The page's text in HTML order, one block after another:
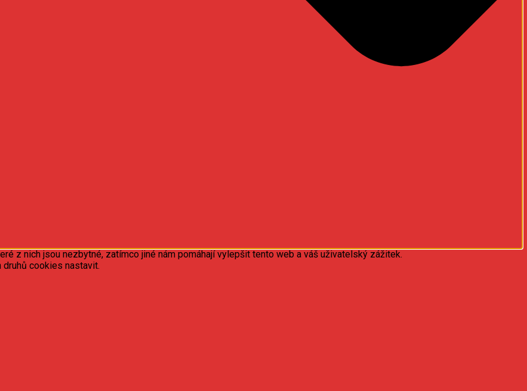
z nich jsou nezbytné, zatímco jiné nám pomáhají vylepšit tento web a váš uživatelský zážitek.
cookies nastavit.